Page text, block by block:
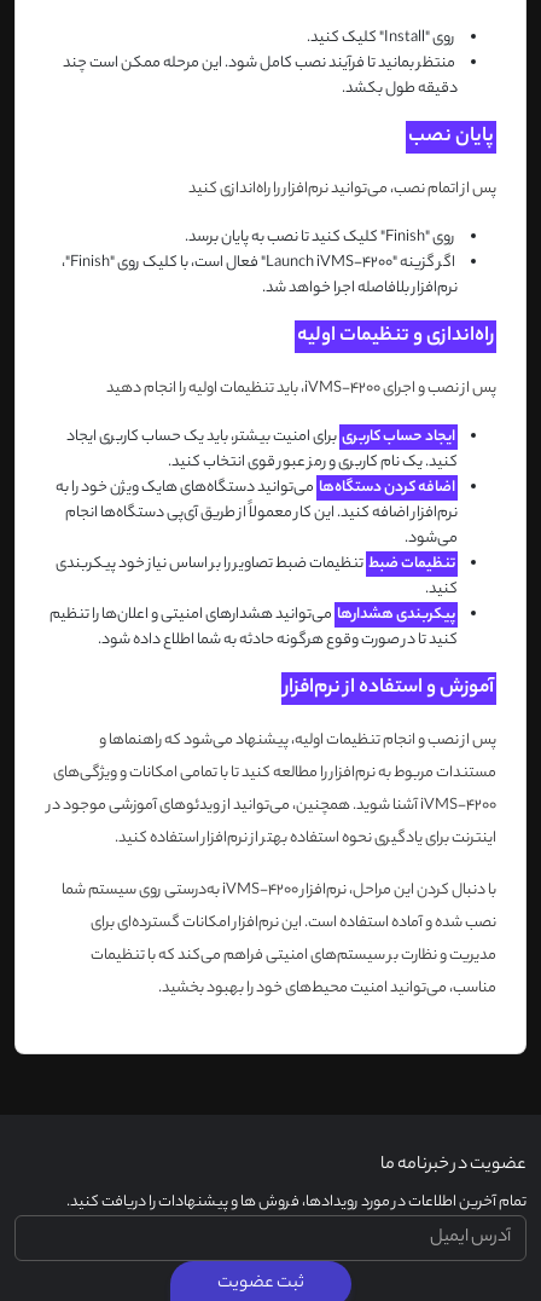
روی "Install" کلیک کنید.
منتظر بمانید تا فرآیند نصب کامل شود. این مرحله ممکن است چند
دقیقه طول بکشد.
پایان نصب
پس از اتمام نصب، می‌توانید نرم‌افزار را راه‌اندازی کنید
روی "Finish" کلیک کنید تا نصب به پایان برسد.
اگر گزینه "Launch iVMS-4200" فعال است، با کلیک روی "Finish"،
نرم‌افزار بلافاصله اجرا خواهد شد.
راه‌اندازی و تنظیمات اولیه
پس از نصب و اجرای iVMS-4200، باید تنظیمات اولیه را انجام دهید
ایجاد حساب کاربریبرای امنیت بیشتر، باید یک حساب کاربری ایجاد
کنید. یک نام کاربری و رمز عبور قوی انتخاب کنید.
اضافه کردن دستگاه‌ها می‌توانید دستگاه‌های هایک ویژن خود را به
نرم‌افزار اضافه کنید. این کار معمولاً از طریق آی‌پی دستگاه‌ها انجام
می‌شود.
تنظیمات ضبطتنظیمات ضبط تصاویر را بر اساس نیاز خود پیکربندی
کنید.
پیکربندی هشدارها می‌توانید هشدارهای امنیتی و اعلان‌ها را تنظیم
کنید تا در صورت وقوع هرگونه حادثه به شما اطلاع داده شود.
آموزش و استفاده از نرم‌افزار
پس از نصب و انجام تنظیمات اولیه، پیشنهاد می‌شود که راهنماها و
مستندات مربوط به نرم‌افزار را مطالعه کنید تا با تمامی امکانات و ویژگی‌های
iVMS-4200 آشنا شوید. همچنین، می‌توانید از ویدئوهای آموزشی موجود در
اینترنت برای یادگیری نحوه استفاده بهتر از نرم‌افزار استفاده کنید.
با دنبال کردن این مراحل، نرم‌افزار iVMS-4200 به‌درستی روی سیستم شما
نصب شده و آماده استفاده است. این نرم‌افزار امکانات گسترده‌ای برای
مدیریت و نظارت بر سیستم‌های امنیتی فراهم می‌کند که با تنظیمات
مناسب، می‌توانید امنیت محیط‌های خود را بهبود بخشید.
عضویت در خبرنامه ما
تمام آخرین اطلاعات در مورد رویدادها، فروش ها و پیشنهادات را دریافت کنید.
ثبت عضویت